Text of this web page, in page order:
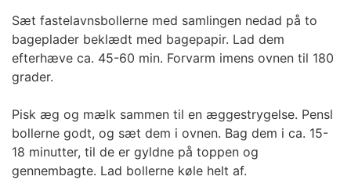
Sæt fastelavnsbollerne med samlingen nedad på to
bageplader beklædt med bagepapir. Lad dem
efterhæve ca. 45-60 min. Forvarm imens ovnen til 180
grader.
Pisk æg og mælk sammen til en æggestrygelse. Pensl
bollerne godt, og sæt dem i ovnen. Bag dem i ca. 15-
18 minutter, til de er gyldne på toppen og
gennembagte. Lad bollerne køle helt af.